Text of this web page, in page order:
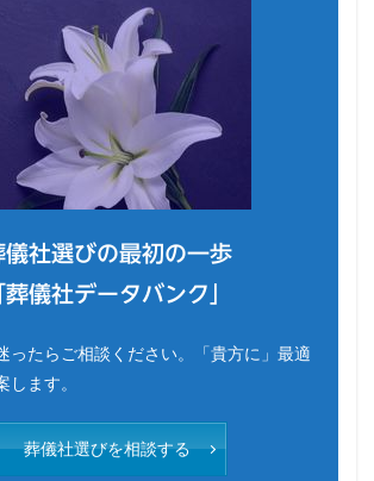
儀社選びの最初の一歩
葬儀社データバンク」
ったらご相談ください。「貴方に」最適
します。
葬儀社選びを相談する